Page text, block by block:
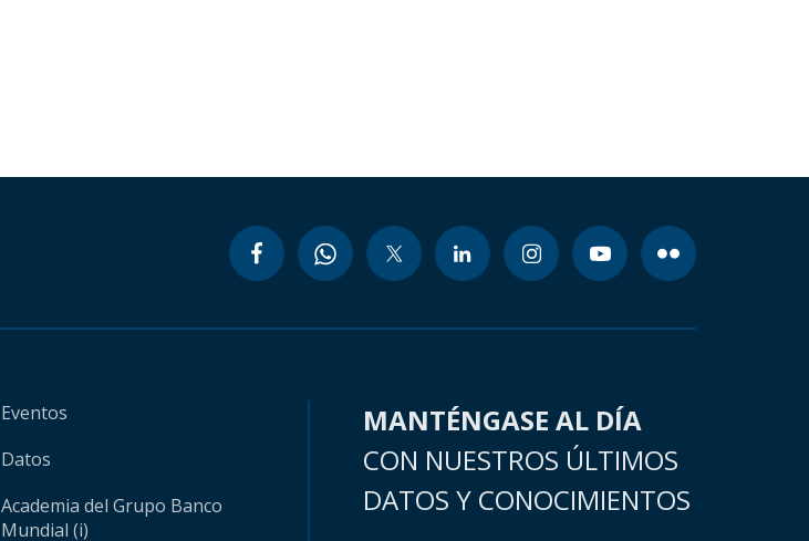
Eventos
Datos
Academia del Grupo Banco
Mundial (i)
MANTÉNGASE AL DÍA
CON NUESTROS ÚLTIMOS
DATOS Y CONOCIMIENTOS